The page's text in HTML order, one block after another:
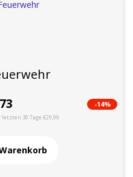
-14%
30 Tage €29,99